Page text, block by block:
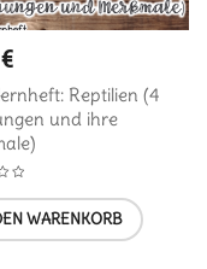
€
Reptilien (4
und ihre
WARENKORB